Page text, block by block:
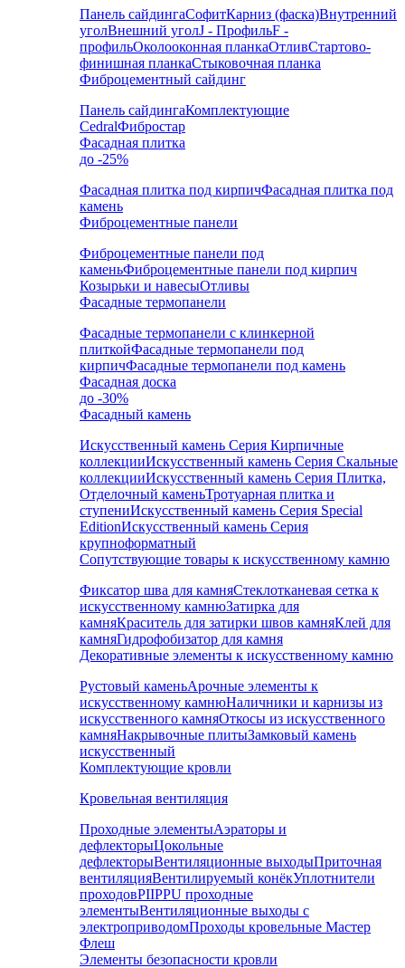
Панель сайдингаСофитКарниз (фаска)Внутренний
уголВнешний уголJ - ПрофильF -
профильОколооконная планкаОтливСтартово-
финишная планкаСтыковочная планка
Фиброцементный сайдинг
Панель сайдингаКомплектующие
CedralФибростар
Фасадная плитка
до -25%
Фасадная плитка под кирпичФасадная плитка под
камень
Фиброцементные панели
Фиброцементные панели под
каменьФиброцементные панели под кирпич
Козырьки и навесыОтливы
Фасадные термопанели
Фасадные термопанели с клинкерной
плиткойФасадные термопанели под
кирпичФасадные термопанели под камень
Фасадная доска
до -30%
Фасадный камень
Искусственный камень Серия Кирпичные
коллекцииИскусственный камень Серия Скальные
коллекцииИскусственный камень Серия Плитка,
Отделочный каменьТротуарная плитка и
ступениИскусственный камень Серия Special
EditionИскусственный камень Серия
крупноформатный
Сопутствующие товары к искусственному камню
Фиксатор шва для камняСтеклотканевая сетка к
искусственному камнюЗатирка для
камняКраситель для затирки швов камняКлей для
камняГидрофобизатор для камня
Декоративные элементы к искусственному камню
Рустовый каменьАрочные элементы к
искусственному камнюНаличники и карнизы из
искусственного камняОткосы из искусственного
камняНакрывочные плитыЗамковый камень
искусственный
Комплектующие кровли
Кровельная вентиляция
Проходные элементыАэраторы и
дефлекторыЦокольные
дефлекторыВентиляционные выходыПриточная
вентиляцияВентилируемый конёкУплотнители
проходовPIIPPU проходные
элементыВентиляционные выходы с
электроприводомПроходы кровельные Мастер
Флеш
Элементы безопасности кровли